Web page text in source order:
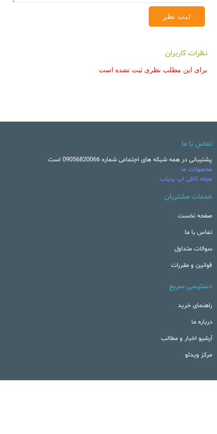
نظرات کاربران
برای این مطلب نظری ثبت نشده است
تماس با ما
پشتیبانی در همه شبکه های اجتماعی شماره 09056820066 است
محصولات ما
مجله کافی اپ ردیاب
خدمات مشتریان
صفحه نخست
تماس با ما
سوالات متداول
قوانین و مقررات
دسترسی سریع
راهنمای خرید
درباره ما
آرشیو اخبار و مطالب
مرکز ویدئو